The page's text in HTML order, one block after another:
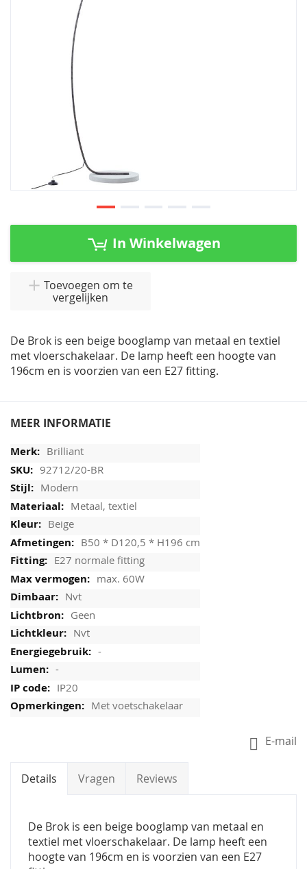
Ga
In Winkelwagen
Toevoegen om te
vergelijken
De Brok is een beige booglamp van metaal en textiel
met vloerschakelaar. De lamp heeft een hoogte van
196cm en is voorzien van een E27 fitting.
MEER INFORMATIE
Brilliant
92712/20-BR
Modern
Metaal, textiel
Beige
B50 * D120,5 * H196 cm
E27 normale fitting
max. 60W
Nvt
Geen
Nvt
-
-
IP20
Met voetschakelaar
E-mail
Details Vragen Reviews
De Brok is een beige booglamp van metaal en
textiel met vloerschakelaar. De lamp heeft een
hoogte van 196cm en is voorzien van een E27